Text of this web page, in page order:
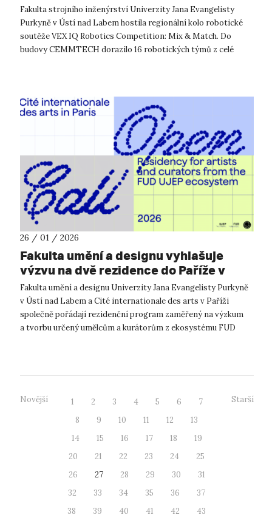
Fakulta strojního inženýrství Univerzity Jana Evangelisty
Purkyně v Ústí nad Labem hostila regionální kolo robotické
soutěže VEX IQ Robotics Competition: Mix & Match. Do
budovy CEMMTECH dorazilo 16 robotických týmů z celé
26 / 01 / 2026
Fakulta umění a designu vyhlašuje
výzvu na dvě rezidence do Paříže v
roce 2026
Fakulta umění a designu Univerzity Jana Evangelisty Purkyně
v Ústí nad Labem a Cité internationale des arts v Paříži
společně pořádají rezidenční program zaměřený na výzkum
a tvorbu určený umělcům a kurátorům z ekosystému FUD
Novější 1 2 3 4 5 6
7
8
9 10 11 12
13
14
15 16 17 18
19
20
21 22 23 24
25
26
27 28 29 30
31
32
33 34 35 36
37
38
39 40 41 42
43
Starší